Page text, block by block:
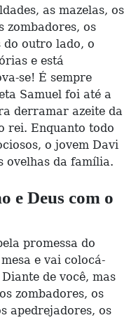
as mazelas, os
zombadores, os
do outro lado, o
e está
se! É sempre
Samuel foi até a
derramar azeite da
rei. Enquanto todo
o jovem Davi
ovelhas da família.
e Deus com o
promessa do
e vai colocá-
de você, mas
zombadores, os
apedrejadores, os